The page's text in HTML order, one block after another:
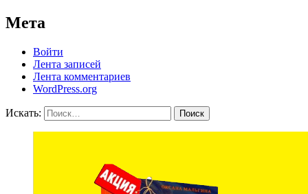
Мета
Войти
Лента записей
Лента комментариев
WordPress.org
Искать: Поиск